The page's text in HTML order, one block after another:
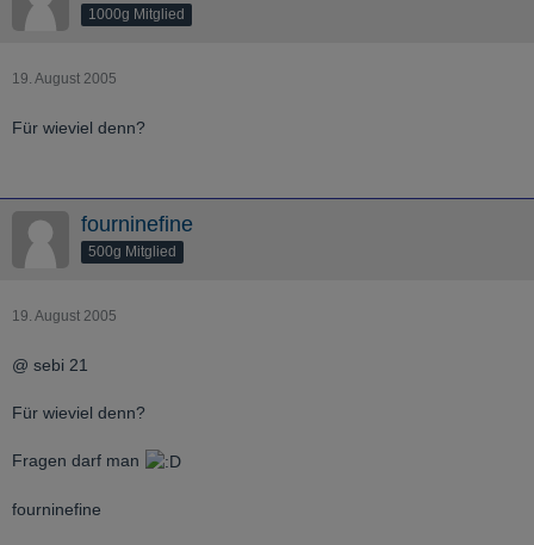
1000g Mitglied
19. August 2005
Für wieviel denn?
fourninefine
500g Mitglied
19. August 2005
@ sebi 21
Für wieviel denn?
Fragen darf man
fourninefine